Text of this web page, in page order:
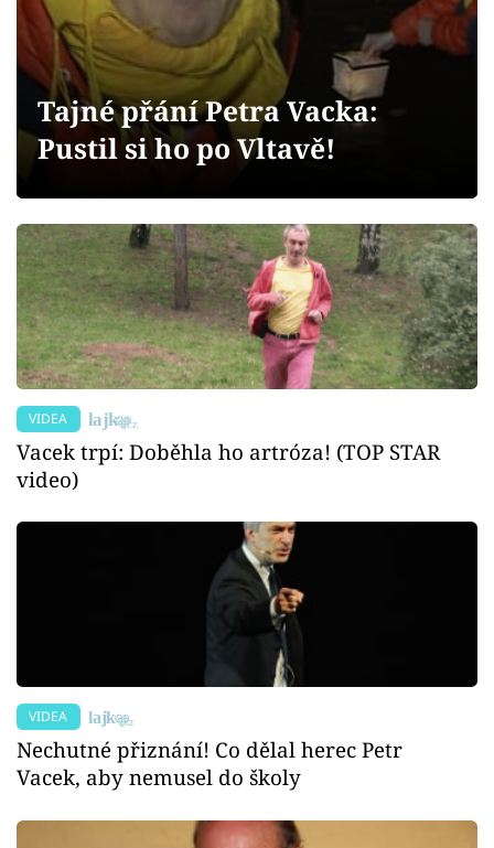
Videa
Sledujte prima+
Sledujte nás
Tajné přání Petra Vacka:
Pustil si ho po Vltavě!
VIDEA
Vacek trpí: Doběhla ho artróza! (TOP STAR
video)
VIDEA
Nechutné přiznání! Co dělal herec Petr
Vacek, aby nemusel do školy